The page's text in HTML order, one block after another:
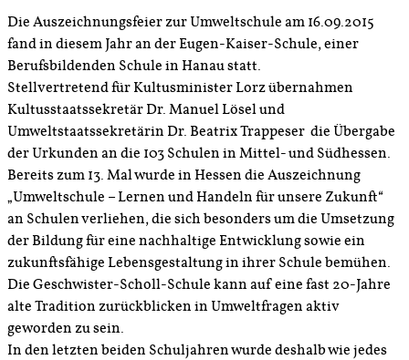
Die Auszeichnungsfeier zur Umweltschule am 16.09.2015
fand in diesem Jahr an der Eugen-Kaiser-Schule, einer
Berufsbildenden Schule in Hanau statt.
Stellvertretend für Kultusminister Lorz übernahmen
Kultusstaatssekretär Dr. Manuel Lösel und
Umweltstaatssekretärin Dr. Beatrix Trappeser die Übergabe
der Urkunden an die 103 Schulen in Mittel- und Südhessen.
Bereits zum 13. Mal wurde in Hessen die Auszeichnung
„Umweltschule – Lernen und Handeln für unsere Zukunft“
an Schulen verliehen, die sich besonders um die Umsetzung
der Bildung für eine nachhaltige Entwicklung sowie ein
zukunftsfähige Lebensgestaltung in ihrer Schule bemühen.
Die Geschwister-Scholl-Schule kann auf eine fast 20-Jahre
alte Tradition zurückblicken in Umweltfragen aktiv
geworden zu sein.
In den letzten beiden Schuljahren wurde deshalb wie jedes